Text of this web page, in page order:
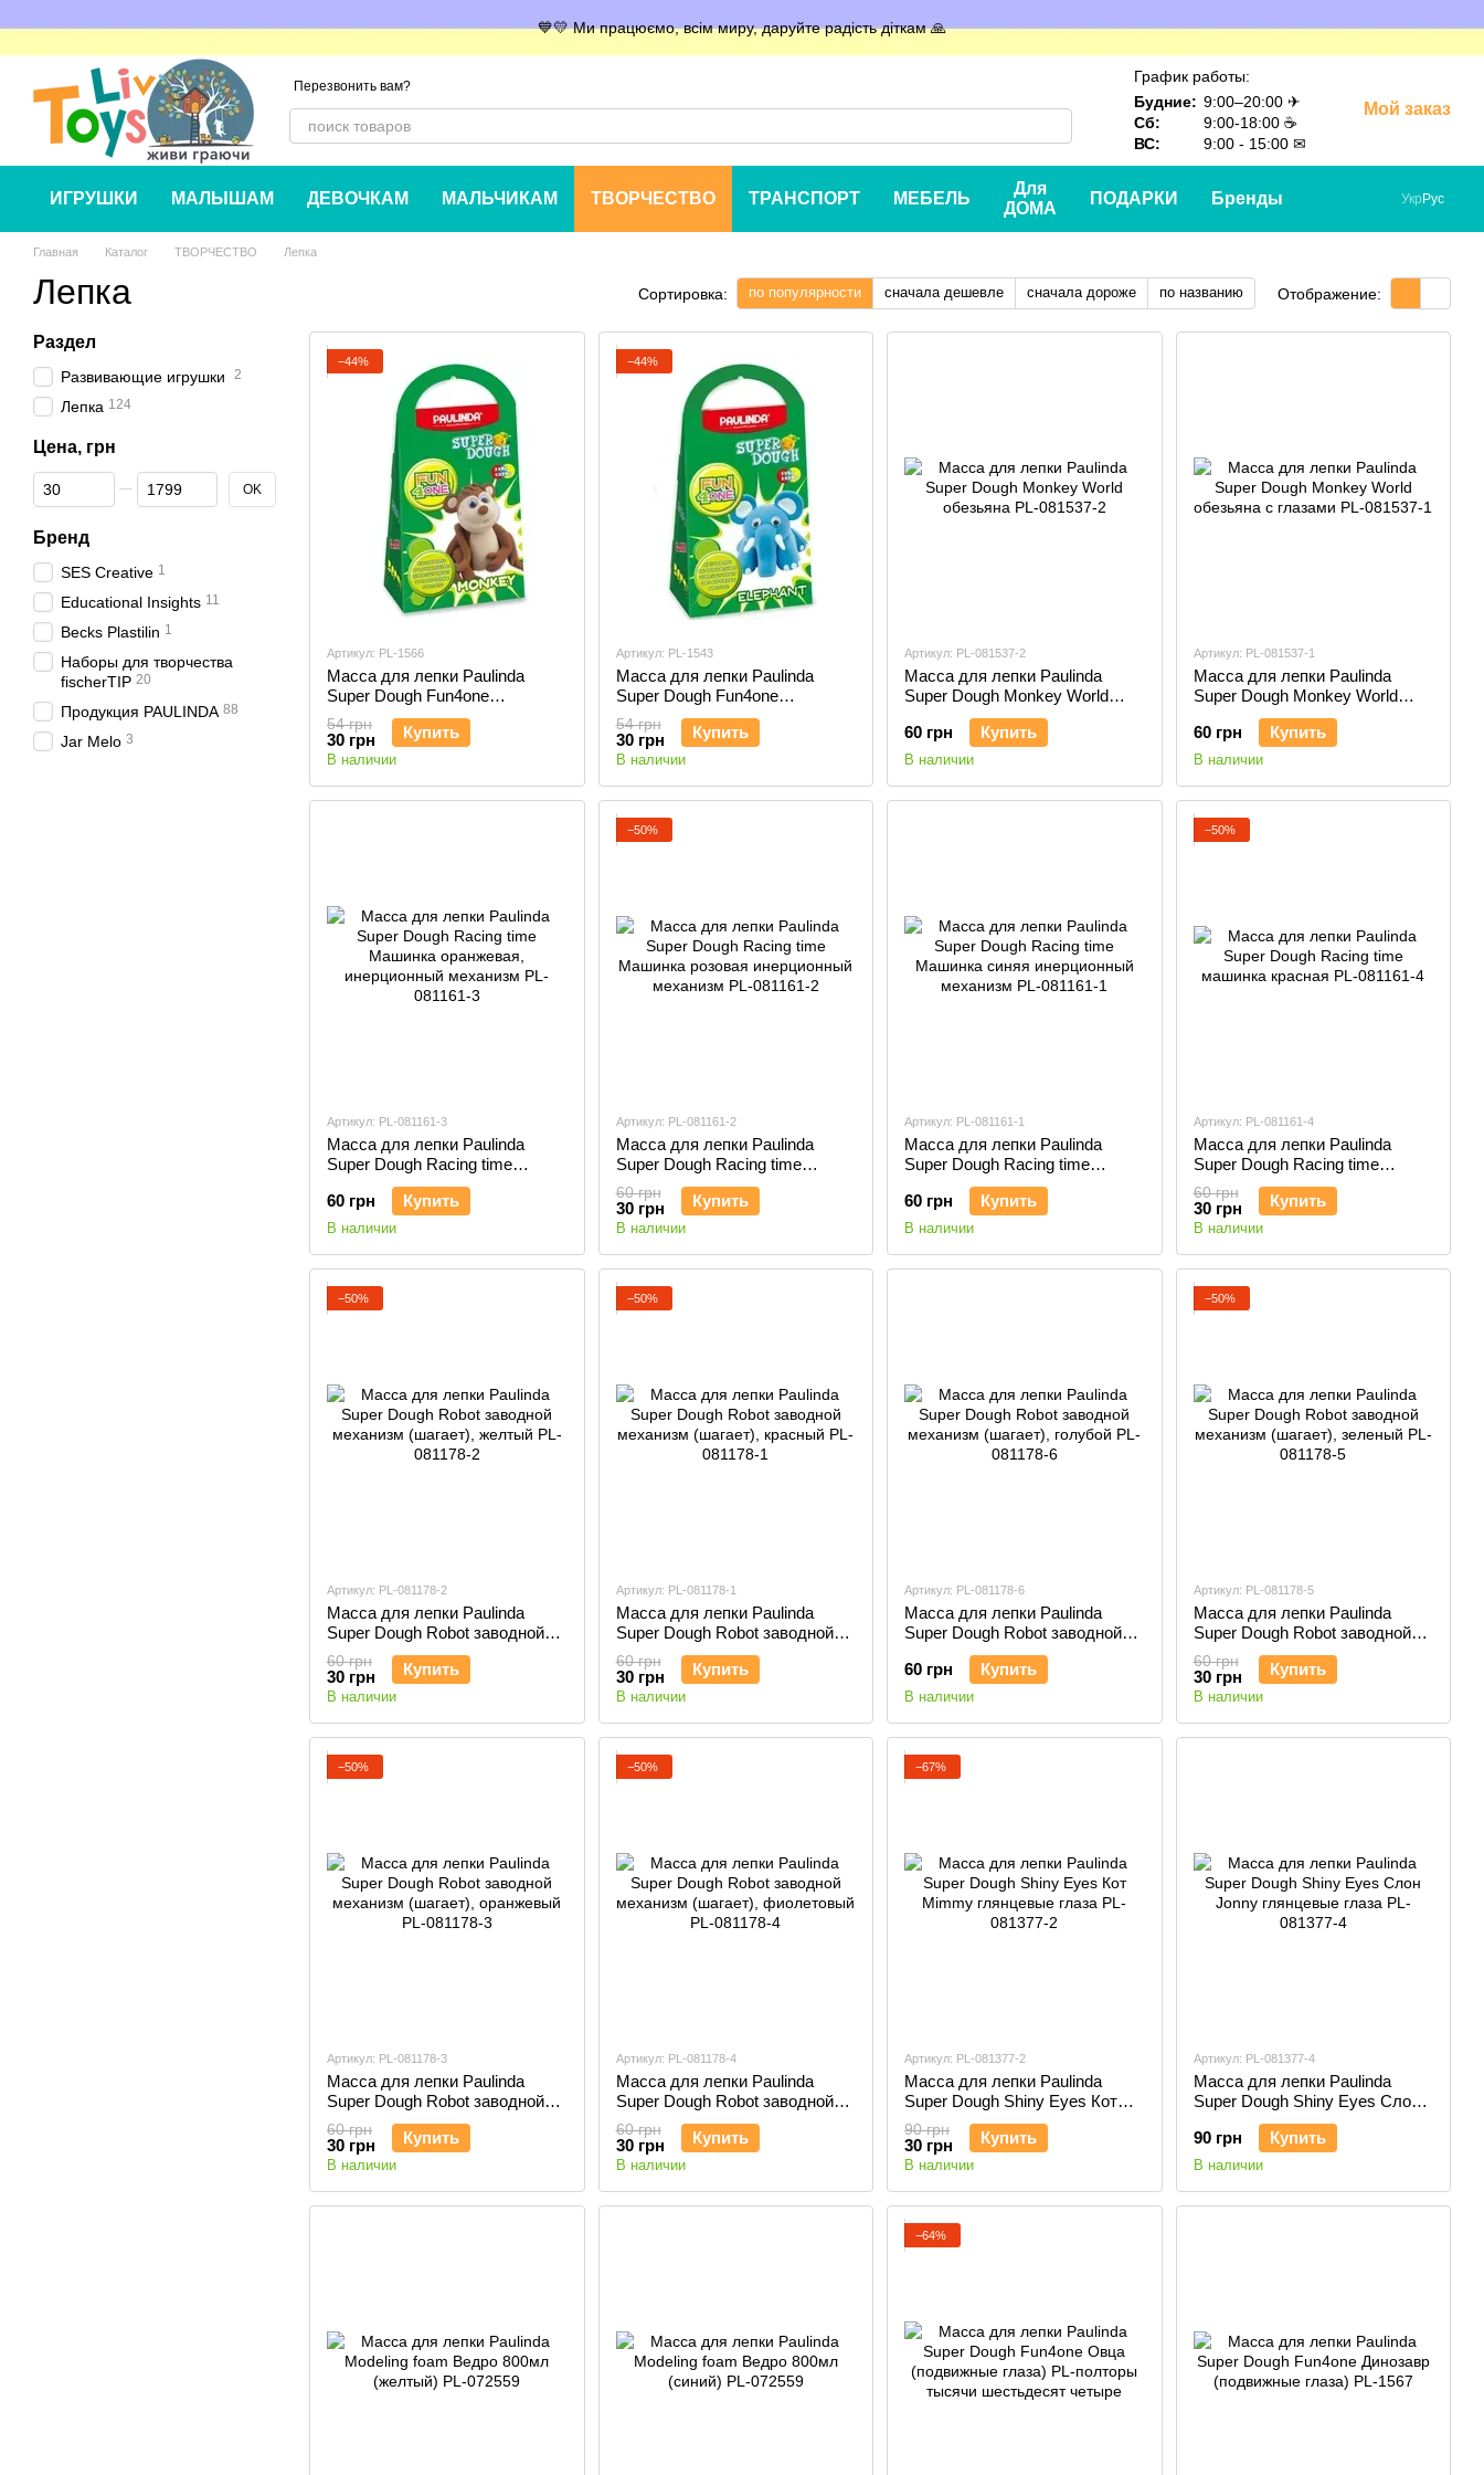
💙💛 Ми працюємо, всім миру, даруйте радість діткам 🙏
Перезвонить вам?
График работы:
Будние: 9:00–20:00 ✈
Сб:
9:00-18:00 ☕
ВС:
9:00 - 15:00 ✉
Мой заказ
ИГРУШКИ МАЛЫШАМ ДЕВОЧКАМ МАЛЬЧИКАМ ТВОРЧЕСТВО ТРАНСПОРТ МЕБЕЛЬ
Для
ДОМА
ПОДАРКИ Бренды Укр Рус
Главная Каталог ТВОРЧЕСТВО Лепка
Лепка Сортировка: по популярности сначала дешевле сначала дороже по названию Отображение:
−44%
Артикул: PL-1566
Масса для лепки Paulinda
Super Dough Fun4one
Обезьяна (подвижные глаза)
PL-1566
54 грн
30 грн Купить
В наличии
−44%
Артикул: PL-1543
Масса для лепки Paulinda
Super Dough Fun4one
Слоненок (подвижные глаза)
PL-1543
54 грн
30 грн Купить
В наличии
Артикул: PL-081537-2
Масса для лепки Paulinda
Super Dough Monkey World
обезьяна PL-081537-2
60 грн
Купить
В наличии
Артикул: PL-081537-1
Масса для лепки Paulinda
Super Dough Monkey World
обезьяна с глазами PL-081537-
1
60 грн Купить
В наличии
Артикул: PL-081161-3
Масса для лепки Paulinda
Super Dough Racing time
Машинка оранжевая,
инерционный механизм PL-
081161-3
60 грн Купить
В наличии
−50%
Артикул: PL-081161-2
Масса для лепки Paulinda
Super Dough Racing time
Машинка розовая
инерционный механизм PL-
081161-2
60 грн
30 грн Купить
В наличии
Артикул: PL-081161-1
Масса для лепки Paulinda
Super Dough Racing time
Машинка синяя инерционный
механизм PL-081161-1
60 грн Купить
В наличии
−50%
Артикул: PL-081161-4
Масса для лепки Paulinda
Super Dough Racing time
машинка красная PL-081161-4
60 грн
30 грн Купить
В наличии
−50%
Артикул: PL-081178-2
Масса для лепки Paulinda
Super Dough Robot заводной
механизм (шагает), желтый PL-
081178-2
60 грн
30 грн Купить
В наличии
−50%
Артикул: PL-081178-1
Масса для лепки Paulinda
Super Dough Robot заводной
механизм (шагает), красный
PL-081178-1
60 грн
30 грн Купить
В наличии
Артикул: PL-081178-6
Масса для лепки Paulinda
Super Dough Robot заводной
механизм (шагает), голубой
PL-081178-6
60 грн Купить
В наличии
−50%
Артикул: PL-081178-5
Масса для лепки Paulinda
Super Dough Robot заводной
механизм (шагает), зеленый
PL-081178-5
60 грн
30 грн Купить
В наличии
−50%
Артикул: PL-081178-3
Масса для лепки Paulinda
Super Dough Robot заводной
механизм (шагает), оранжевый
PL-081178-3
60 грн
30 грн Купить
В наличии
−50%
Артикул: PL-081178-4
Масса для лепки Paulinda
Super Dough Robot заводной
механизм (шагает),
фиолетовый PL-081178-4
60 грн
30 грн Купить
В наличии
−67%
Артикул: PL-081377-2
Масса для лепки Paulinda
Super Dough Shiny Eyes Кот
Mimmy глянцевые глаза PL-
081377-2
90 грн
30 грн Купить
В наличии
Артикул: PL-081377-4
Масса для лепки Paulinda
Super Dough Shiny Eyes Слон
Jonny глянцевые глаза PL-
081377-4
90 грн Купить
В наличии
−64%
Раздел
Развивающие игрушки 2
Лепка 124
Цена, грн
От Цена, грн
До Цена, грн OK
Бренд
SES Creative 1
Educational Insights 11
Becks Plastilin 1
Наборы для творчества
fischerTIP 20
Продукция PAULINDA 88
Jar Melo 3